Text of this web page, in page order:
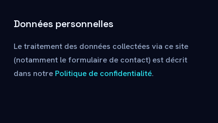
Données personnelles
Le traitement des données collectées via ce site
(notamment le formulaire de contact) est décrit
dans notre Politique de confidentialité.